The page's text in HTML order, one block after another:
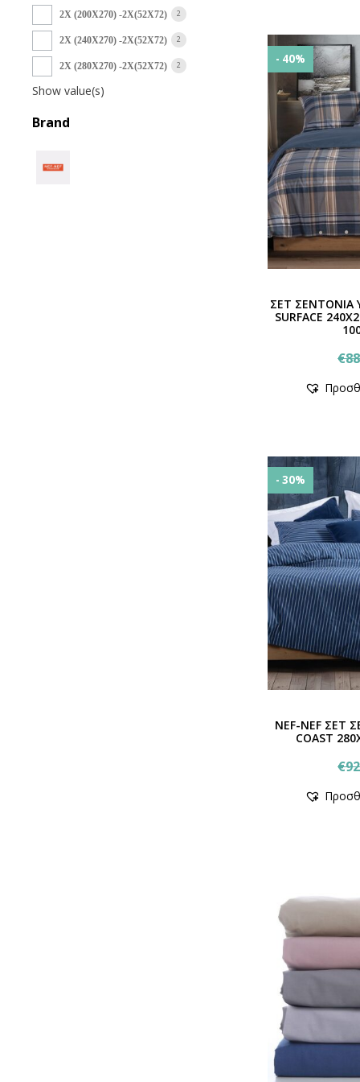
- 40%
ΣΕΤ ΣΕΝΤΟΝΙΑ
SURFACE
€
- 30%
NEF-NEF ΣΕΤ
COAST
€
2Χ (200Χ270) -2Χ(52Χ72) 2
2Χ (240Χ270) -2Χ(52Χ72) 2
2Χ (280Χ270) -2Χ(52Χ72) 2
Show value(s)
Brand